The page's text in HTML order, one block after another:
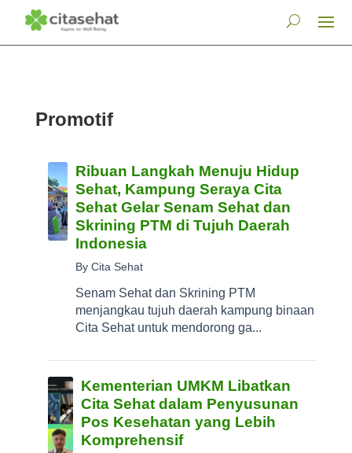
Promotif
Ribuan Langkah Menuju Hidup
Sehat, Kampung Seraya Cita
Sehat Gelar Senam Sehat dan
Skrining PTM di Tujuh Daerah
Indonesia
By Cita Sehat
Senam Sehat dan Skrining PTM
menjangkau tujuh daerah kampung binaan
Cita Sehat untuk mendorong ga...
Kementerian UMKM Libatkan
Cita Sehat dalam Penyusunan
Pos Kesehatan yang Lebih
Komprehensif